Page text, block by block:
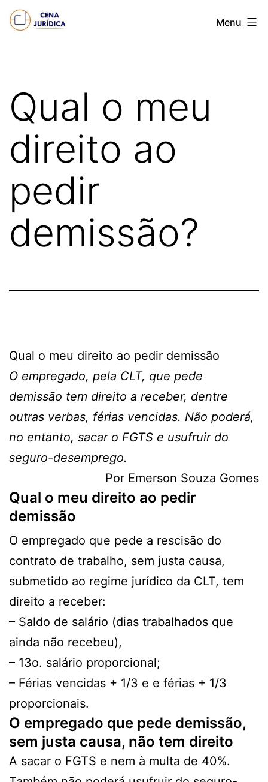
Pular
para
Cena
Menu
Qual o meu
direito ao
pedir
demissão?
Qual o meu direito ao pedir demissão
O empregado, pela CLT, que pede
demissão tem direito a receber, dentre
outras verbas, férias vencidas. Não poderá,
no entanto, sacar o FGTS e usufruir do
seguro-desemprego.
Por Emerson Souza Gomes
Qual o meu direito ao pedir
demissão
O empregado que pede a rescisão do
contrato de trabalho, sem justa causa,
submetido ao regime jurídico da CLT, tem
direito a receber:
– Saldo de salário (dias trabalhados que
ainda não recebeu),
– 13o. salário proporcional;
– Férias vencidas + 1/3 e e férias + 1/3
proporcionais.
O empregado que pede demissão,
sem justa causa, não tem direito
A sacar o FGTS e nem à multa de 40%.